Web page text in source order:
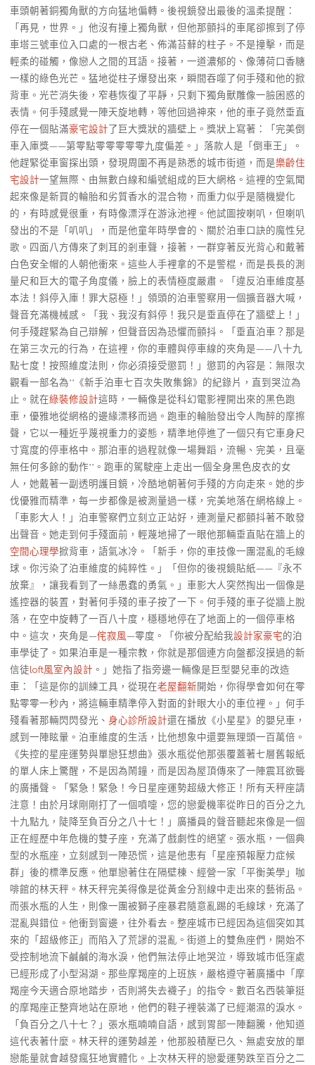
車頭朝著銅獨角獸的方向猛地偏轉。後視鏡發出最後的溫柔提醒：
「再見，世界。」他沒有撞上獨角獸，但他那顫抖的車尾卻擦到了停
車塔三號車位入口處的一根古老、佈滿苔蘚的柱子。不是撞擊，而是
輕柔的碰觸，像戀人之間的耳語。接著，一道濃郁的、像薄荷口香糖
一樣的綠色光芒。猛地從柱子爆發出來，瞬間吞噬了何手殘和他的掀
背車。光芒消失後，窄巷恢復了平靜，只剩下獨角獸雕像一臉困惑的
表情。何手殘感覺一陣天旋地轉，等他回過神來，他的車子竟然垂直
停在一個貼滿豪宅設計了巨大獎狀的牆壁上。獎狀上寫著：「完美倒
車入庫獎——第零點零零零零零九度偏差。」落款人是「倒車王」。
他趕緊從車窗探出頭，發現周圍不再是熟悉的城市街道，而是樂齡住
宅設計一望無際、由無數白線和編號組成的巨大網格。這裡的空氣聞
起來像是新買的輪胎和劣質香水的混合物，而重力似乎是隨機變化
的，有時感覺很重，有時像漂浮在游泳池裡。他試圖按喇叭，但喇叭
發出的不是「叭叭」，而是他童年時學會的、關於泊車口訣的魔性兒
歌。四面八方傳來了刺耳的剎車聲，接著，一群穿著反光背心和戴著
白色安全帽的人朝他衝來。這些人手裡拿的不是警棍，而是長長的測
量尺和巨大的電子角度儀，臉上的表情極度嚴肅。「違反泊車維度基
本法！斜停入庫！罪大惡極！」領頭的泊車警察用一個擴音器大喊，
聲音充滿機械感。「我、我沒有斜停！我只是垂直停在了牆壁上！」
何手殘趕緊為自己辯解，但聲音因為恐懼而顫抖。「垂直泊車？那是
在第三次元的行為，在這裡，你的車體與停車線的夾角是——八十九
點七度！按照維度法則，你必須接受懲罰！」懲罰的內容是：無限次
觀看一部名為**《新手泊車七百次失敗集錦》的紀錄片，直到哭泣為
止。就在綠裝修設計這時，一輛像是從科幻電影裡開出來的黑色跑
車，優雅地從網格的邊緣漂移而過。跑車的輪胎發出令人陶醉的摩擦
聲，它以一種近乎蔑視重力的姿態，精準地停進了一個只有它車身尺
寸寬度的停車格中。那泊車的過程就像一場舞蹈，流暢、完美，且毫
無任何多餘的動作**。跑車的駕駛座上走出一個全身黑色皮衣的女
人，她戴著一副透明護目鏡，冷酷地朝著何手殘的方向走來。她的步
伐優雅而精準，每一步都像是被測量過一樣，完美地落在網格線上。
「車影大人！」泊車警察們立刻立正站好，連測量尺都顫抖著不敢發
出聲音。她走到何手殘面前，輕蔑地掃了一眼他那輛垂直貼在牆上的
空間心理學掀背車，語氣冰冷。「新手，你的車技像一團混亂的毛線
球。你污染了泊車維度的純粹性。」「但你的後視鏡貼紙——『永不
放棄』，讓我看到了一絲愚蠢的勇氣。」車影大人突然掏出一個像是
遙控器的裝置，對著何手殘的車子按了一下。何手殘的車子從牆上脫
落，在空中旋轉了一百八十度，穩穩地停在了地面上的一個停車格
中。這次，夾角是—侘寂風—零度。「你被分配給我設計家豪宅的泊
車學徒了。如果泊車是一種宗教，你就是那個連方向盤都沒摸過的新
信徒loft風室內設計 。」她指了指旁邊一輛像是巨型嬰兒車的改造
車：「這是你的訓練工具，從現在老屋翻新開始，你得學會如何在零
點零零一秒內，將這輛車精準停入對面的針眼大小的車位裡。」何手
殘看著那輛閃閃發光、 身心診所設計還在播放《小星星》的嬰兒車，
感到一陣眩暈。泊車維度的生活，比他想象中還要無理頭一百萬倍。
《失控的星座運勢與單戀狂想曲》張水瓶從他那張覆蓋著七層舊報紙
的單人床上驚醒，不是因為鬧鐘，而是因為屋頂傳來了一陣震耳欲聾
的廣播聲。「緊急！緊急！今日星座運勢超級大修正！所有天秤座請
注意！由於月球剛剛打了一個噴嚏，您的戀愛機率從昨日的百分之九
十九點九，陡降至負百分之八十七！」廣播員的聲音聽起來像是一個
正在經歷中年危機的雙子座，充滿了戲劇性的絕望。張水瓶，一個典
型的水瓶座，立刻感到一陣恐慌，這是他患有「星座預報壓力症候
群」後的標準反應。他單戀著住在隔壁棟、經營一家「平衡美學」咖
啡館的林天秤。林天秤完美得像是從黃金分割線中走出來的藝術品。
而張水瓶的人生，則像一團被獅子座暴君隨意亂踢的毛線球，充滿了
混亂與錯位。他衝到窗邊，往外看去。整座城市已經因為這個突如其
來的「超級修正」而陷入了荒謬的混亂。街道上的雙魚座們，開始不
受控制地流下鹹鹹的海水淚，他們無法停止地哭泣，導致城市低窪處
已經形成了小型潟湖。那些摩羯座的上班族，嚴格遵守著廣播中「摩
羯座今天適合原地踏步，否則將失去襪子」的指令。數百名西裝筆挺
的摩羯座正整齊地站在原地，他們的鞋子裡裝滿了已經潮濕的淚水。
「負百分之八十七？」張水瓶喃喃自語，感到胃部一陣翻騰，他知道
這代表著什麼。林天秤的運勢越差，他那股積壓已久、無處安放的單
戀能量就會越發瘋狂地實體化。上次林天秤的戀愛運勢跌至百分之二